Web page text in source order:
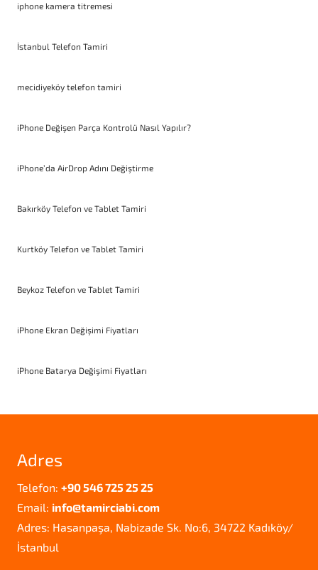
iphone kamera titremesi
İstanbul Telefon Tamiri
mecidiyeköy telefon tamiri
iPhone Değişen Parça Kontrolü Nasıl Yapılır?
iPhone’da AirDrop Adını Değiştirme
Bakırköy Telefon ve Tablet Tamiri
Kurtköy Telefon ve Tablet Tamiri
Beykoz Telefon ve Tablet Tamiri
iPhone Ekran Değişimi Fiyatları
iPhone Batarya Değişimi Fiyatları
Adres
Telefon: +90 546 725 25 25
Email: info@tamirciabi.com
Adres: Hasanpaşa, Nabizade Sk. No:6, 34722 Kadıköy/
İstanbul